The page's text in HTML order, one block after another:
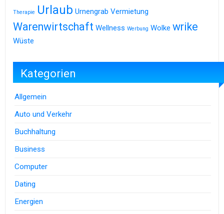
Therapie Urlaub Urnengrab Vermietung
Warenwirtschaft Wellness Werbung Wolke wrike
Wüste
Kategorien
Allgemein
Auto und Verkehr
Buchhaltung
Business
Computer
Dating
Energien